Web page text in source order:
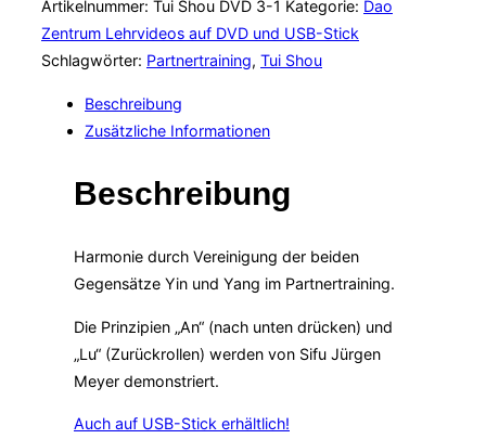
Shou
-
Correct
Shou
Meyer
English
translation
Menge
Artikelnummer: Tui Shou DVD 3-1 Kategorie: Dao
Zentrum Lehrvideos auf DVD und USB-Stick
Schlagwörter: Partnertraining, Tui Shou
Beschreibung
Zusätzliche Informationen
Beschreibung
Harmonie durch Vereinigung der beiden
Gegensätze Yin und Yang im Partnertraining.
Die Prinzipien „An“ (nach unten drücken) und
„Lu“ (Zurückrollen) werden von Sifu Jürgen
Meyer demonstriert.
Auch auf USB-Stick erhältlich!